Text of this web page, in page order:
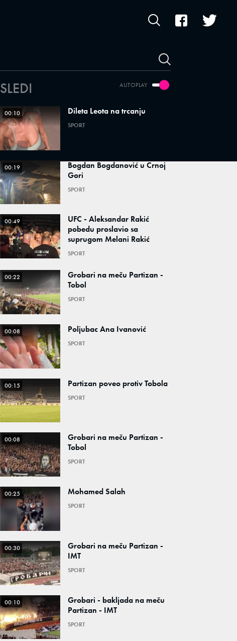
AUTOPLAY
SLEDI
00:10 Dileta Leota na trcanju
SPORT
00:19
Bogdan Bogdanović u Crnoj
Gori
SPORT
00:49
UFC - Aleksandar Rakić
pobedu proslavio sa
suprugom Melani Rakić
SPORT
00:22
Grobari na meču Partizan -
Tobol
SPORT
00:08 Poljubac Ana Ivanović
SPORT
00:15 Partizan poveo protiv Tobola
SPORT
00:08
Grobari na meču Partizan -
Tobol
SPORT
00:25 Mohamed Salah
SPORT
00:30
Grobari na meču Partizan -
IMT
SPORT
00:10
Grobari - bakljada na meču
Partizan - IMT
SPORT